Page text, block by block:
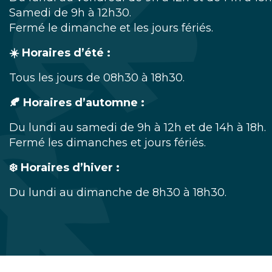
Samedi de 9h à 12h30.
Fermé le dimanche et les jours fériés.
☀️ Horaires d’été :
Tous les jours de 08h30 à 18h30.
🍂 Horaires d’automne :
Du lundi au samedi de 9h à 12h et de 14h à 18h.
Fermé les dimanches et jours fériés.
❄️ Horaires d’hiver :
Du lundi au dimanche de 8h30 à 18h30.